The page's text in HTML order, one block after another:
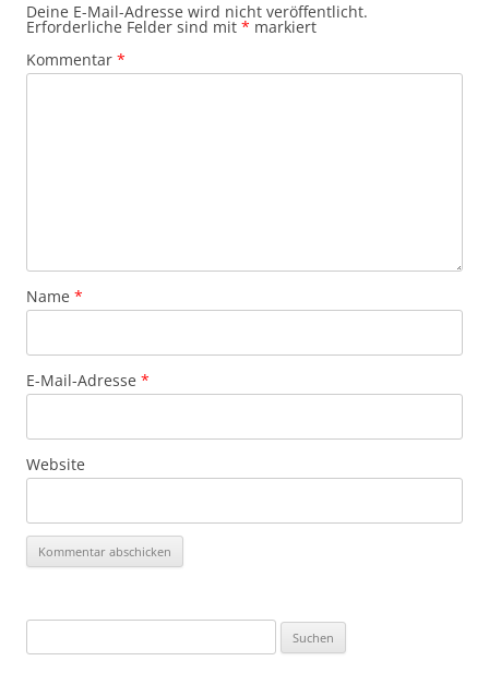
Deine E-Mail-Adresse wird nicht veröffentlicht.
Erforderliche Felder sind mit * markiert
Kommentar *
Name *
E-Mail-Adresse *
Website
nach: